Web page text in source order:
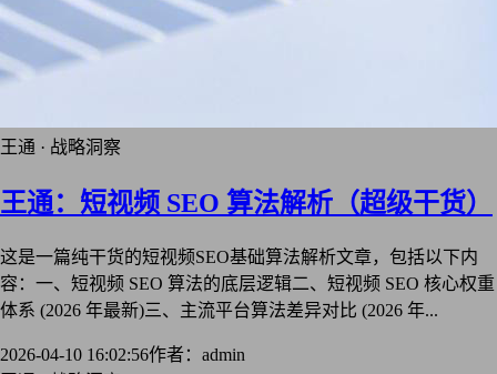
王通 · 战略洞察
王通：短视频 SEO 算法解析（超级干货）
这是一篇纯干货的短视频SEO基础算法解析文章，包括以下内
容：一、短视频 SEO 算法的底层逻辑二、短视频 SEO 核心权重
体系 (2026 年最新)三、主流平台算法差异对比 (2026 年...
2026-04-10 16:02:56作者：admin